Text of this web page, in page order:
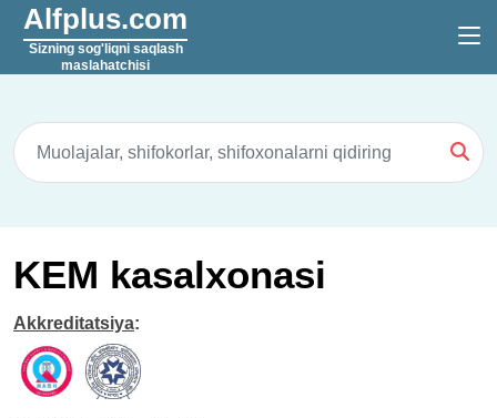
Alfplus.com
Sizning sog'liqni saqlash
maslahatchisi
KEM kasalxonasi
Akkreditatsiya: